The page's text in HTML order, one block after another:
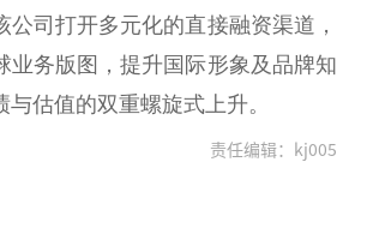
公司打开多元化的直接融资渠道，
业务版图，提升国际形象及品牌知
估值的双重螺旋式上升。
责任编辑：kj005